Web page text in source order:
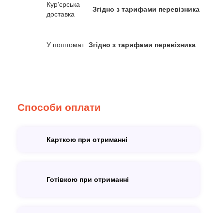
Кур'єрська
доставка
Згідно з тарифами перевізника
У поштомат Згідно з тарифами перевізника
Способи оплати
Карткою при отриманні
Готівкою при отриманні